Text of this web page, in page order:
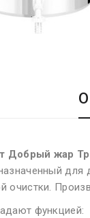
Добрый жар
для
очистки.
функцией: